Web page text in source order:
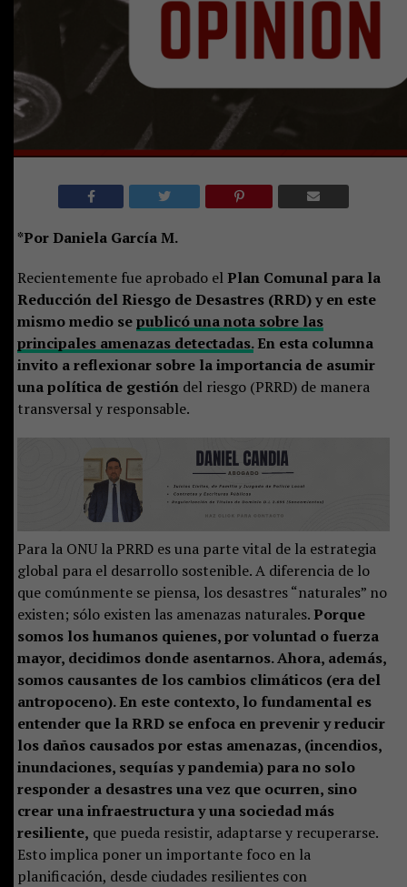
*Por Daniela García M.
Recientemente fue aprobado el Plan Comunal para la
Reducción del Riesgo de Desastres (RRD) y en este
mismo medio sepublicó una nota sobre las
principales amenazas detectadas.En esta columna
invito a reflexionar sobre la importancia de asumir
una política de gestióndel riesgo (PRRD) de manera
transversal y responsable.
Para la ONU la PRRD es una parte vital de la estrategia
global para el desarrollo sostenible. A diferencia de lo
que comúnmente se piensa, los desastres “naturales” no
existen; sólo existen las amenazas naturales. Porque
somos los humanos quienes, por voluntad o fuerza
mayor, decidimos donde asentarnos. Ahora, además,
somos causantes de los cambios climáticos (era del
antropoceno). En este contexto, lo fundamental es
entender que la RRD se enfoca en prevenir y reducir
los daños causados por estas amenazas, (incendios,
inundaciones, sequías y pandemia) para no solo
responder a desastres una vez que ocurren, sino
crear una infraestructura y una sociedad más
resiliente, que pueda resistir, adaptarse y recuperarse.
Esto implica poner un importante foco en la
planificación, desde ciudades resilientes con